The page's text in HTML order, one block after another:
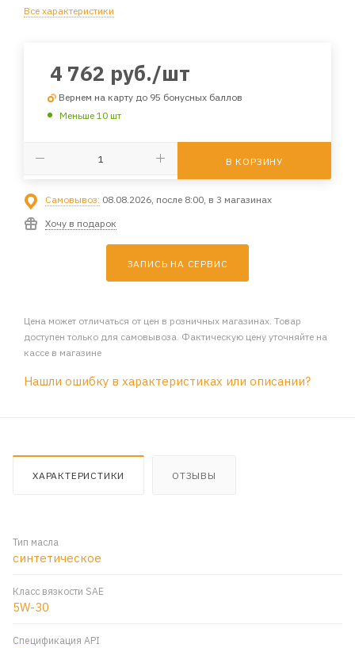
Все характеристики
4 762 руб./шт
Вернем на карту до 95 бонусных баллов
Меньше 10 шт
В КОРЗИНУ
Самовывоз: 08.08.2026, после 8:00, в 3 магазинах
Хочу в подарок
ЗАПИСЬ НА СЕРВИС
Цена может отличаться от цен в розничных магазинах. Товар
доступен только для самовывоза. Фактическую цену уточняйте на
кассе в магазине
Нашли ошибку в характеристиках или описании?
ХАРАКТЕРИСТИКИ ОТЗЫВЫ
Тип масла
синтетическое
Класс вязкости SAE
5W-30
Спецификация API